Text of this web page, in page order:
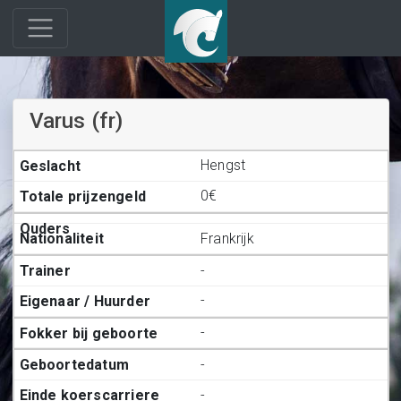
Varus (fr)
Hengst
0€
Frankrijk
-
-
-
-
-